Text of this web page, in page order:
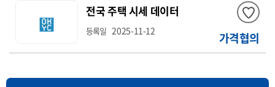
전국 주택 시세 데이터
등록일 2025-11-12 가격협의